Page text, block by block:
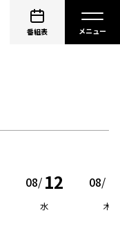
番組表
08/ 12
水
08/
木